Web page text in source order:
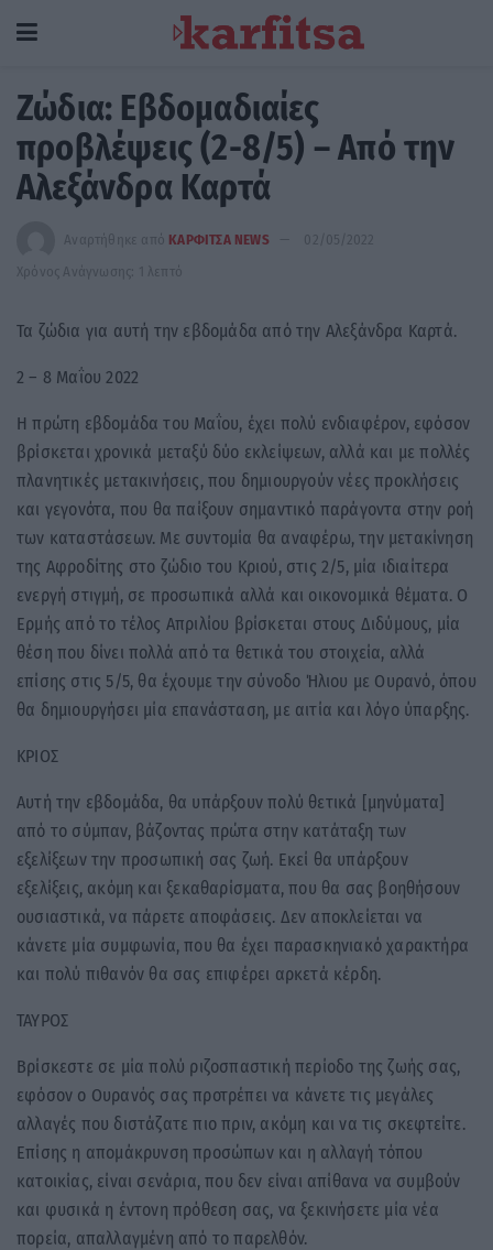
Ζώδια: Εβδομαδιαίες
προβλέψεις (2-8/5) – Από την
Αλεξάνδρα Καρτά
Αναρτήθηκε από ΚΑΡΦΙΤΣΑ NEWS
02/05/2022
Χρόνος Ανάγνωσης: 1 λεπτό
Τα ζώδια για αυτή την εβδομάδα από την Αλεξάνδρα Καρτά.
2 – 8 Μαΐου 2022
Η πρώτη εβδομάδα του Μαΐου, έχει πολύ ενδιαφέρον, εφόσον
βρίσκεται χρονικά μεταξύ δύο εκλείψεων, αλλά και με πολλές
πλανητικές μετακινήσεις, που δημιουργούν νέες προκλήσεις
και γεγονότα, που θα παίξουν σημαντικό παράγοντα στην ροή
των καταστάσεων. Με συντομία θα αναφέρω, την μετακίνηση
της Αφροδίτης στο ζώδιο του Κριού, στις 2/5, μία ιδιαίτερα
ενεργή στιγμή, σε προσωπικά αλλά και οικονομικά θέματα. Ο
Ερμής από το τέλος Απριλίου βρίσκεται στους Διδύμους, μία
θέση που δίνει πολλά από τα θετικά του στοιχεία, αλλά
επίσης στις 5/5, θα έχουμε την σύνοδο Ήλιου με Ουρανό, όπου
θα δημιουργήσει μία επανάσταση, με αιτία και λόγο ύπαρξης.
ΚΡΙΟΣ
Αυτή την εβδομάδα, θα υπάρξουν πολύ θετικά [μηνύματα]
από το σύμπαν, βάζοντας πρώτα στην κατάταξη των
εξελίξεων την προσωπική σας ζωή. Εκεί θα υπάρξουν
εξελίξεις, ακόμη και ξεκαθαρίσματα, που θα σας βοηθήσουν
ουσιαστικά, να πάρετε αποφάσεις. Δεν αποκλείεται να
κάνετε μία συμφωνία, που θα έχει παρασκηνιακό χαρακτήρα
και πολύ πιθανόν θα σας επιφέρει αρκετά κέρδη.
ΤΑΥΡΟΣ
Βρίσκεστε σε μία πολύ ριζοσπαστική περίοδο της ζωής σας,
εφόσον ο Ουρανός σας προτρέπει να κάνετε τις μεγάλες
αλλαγές που διστάζατε πιο πριν, ακόμη και να τις σκεφτείτε.
Επίσης η απομάκρυνση προσώπων και η αλλαγή τόπου
κατοικίας, είναι σενάρια, που δεν είναι απίθανα να συμβούν
και φυσικά η έντονη πρόθεση σας, να ξεκινήσετε μία νέα
πορεία, απαλλαγμένη από το παρελθόν.